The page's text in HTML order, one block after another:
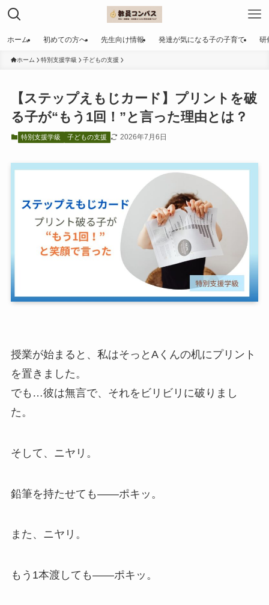
ホーム 初めての方へ 先生向け情報 発達が気になる子の子育て 研
ホーム 特別支援学級 子どもの支援
【ステップえもじカード】プリントを破
る子が“もう1回！”と言った理由とは？
特別支援学級 子どもの支援 2026年7月6日
授業が始まると、私はそっとAくんの机にプリント
を置きました。
でも…彼は無言で、それをビリビリに破りまし
た。
そして、ニヤリ。
鉛筆を持たせても——ポキッ。
また、ニヤリ。
もう1本渡しても——ポキッ。